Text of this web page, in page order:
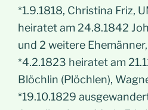
*1.9.1818, Christina Friz,
heiratet am 24.8.1842
und 2 weitere
*4.2.1823 heiratet am
Blöchlin (Plöchlen),
*19.10.1829